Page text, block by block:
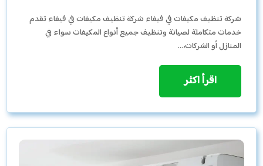
شركة تنظيف مكيفات في فيفاء شركة تنظيف مكيفات في فيفاء تقدم
خدمات متكاملة لصيانة وتنظيف جميع أنواع المكيفات سواء في
المنازل أو الشركات،…
اقرأ اكثر